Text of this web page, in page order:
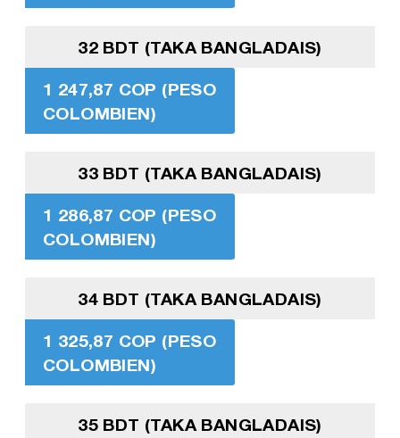
32 BDT (TAKA BANGLADAIS)
1 247,87 COP (PESO
COLOMBIEN)
33 BDT (TAKA BANGLADAIS)
1 286,87 COP (PESO
COLOMBIEN)
34 BDT (TAKA BANGLADAIS)
1 325,87 COP (PESO
COLOMBIEN)
35 BDT (TAKA BANGLADAIS)